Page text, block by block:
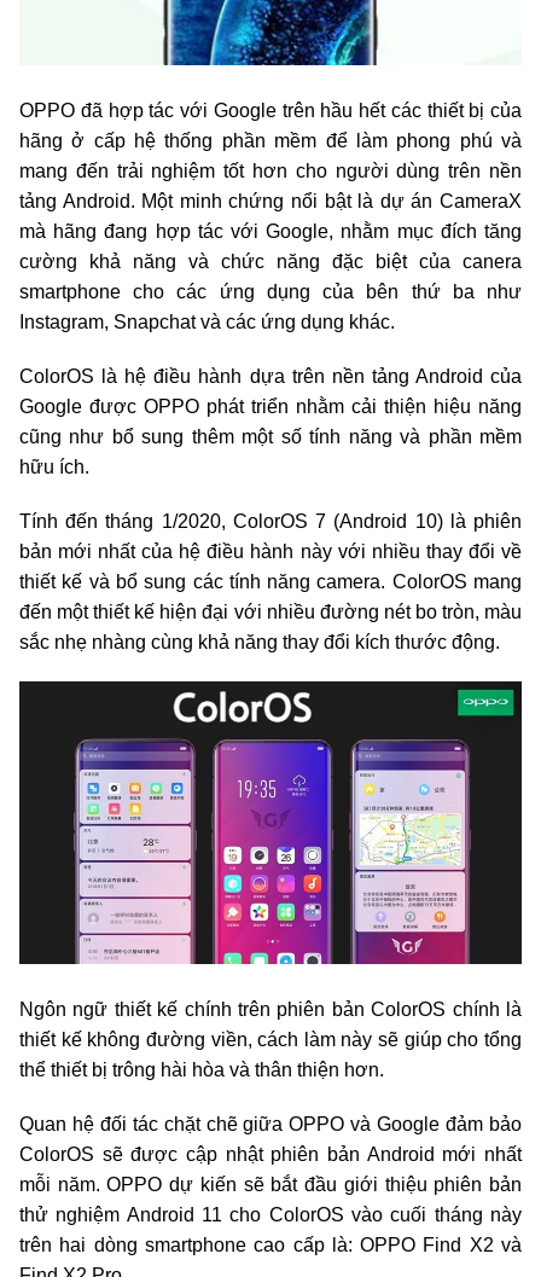
OPPO đã hợp tác với Google trên hầu hết các thiết bị của
hãng ở cấp hệ thống phần mềm để làm phong phú và
mang đến trải nghiệm tốt hơn cho người dùng trên nền
tảng Android. Một minh chứng nổi bật là dự án CameraX
mà hãng đang hợp tác với Google, nhằm mục đích tăng
cường khả năng và chức năng đặc biệt của canera
smartphone cho các ứng dụng của bên thứ ba như
Instagram, Snapchat và các ứng dụng khác.
ColorOS là hệ điều hành dựa trên nền tảng Android của
Google được OPPO phát triển nhằm cải thiện hiệu năng
cũng như bổ sung thêm một số tính năng và phần mềm
hữu ích.
Tính đến tháng 1/2020, ColorOS 7 (Android 10) là phiên
bản mới nhất của hệ điều hành này với nhiều thay đổi về
thiết kế và bổ sung các tính năng camera. ColorOS mang
đến một thiết kế hiện đại với nhiều đường nét bo tròn, màu
sắc nhẹ nhàng cùng khả năng thay đổi kích thước động.
Ngôn ngữ thiết kế chính trên phiên bản ColorOS chính là
thiết kế không đường viền, cách làm này sẽ giúp cho tổng
thể thiết bị trông hài hòa và thân thiện hơn.
Quan hệ đối tác chặt chẽ giữa OPPO và Google đảm bảo
ColorOS sẽ được cập nhật phiên bản Android mới nhất
mỗi năm. OPPO dự kiến sẽ bắt đầu giới thiệu phiên bản
thử nghiệm Android 11 cho ColorOS vào cuối tháng này
trên hai dòng smartphone cao cấp là: OPPO Find X2 và